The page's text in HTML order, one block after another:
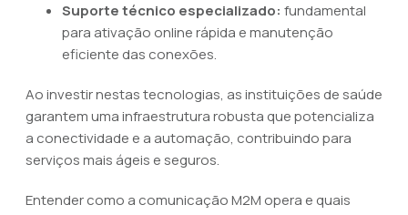
Suporte técnico especializado: fundamental
para ativação online rápida e manutenção
eficiente das conexões.
Ao investir nestas tecnologias, as instituições de saúde
garantem uma infraestrutura robusta que potencializa
a conectividade e a automação, contribuindo para
serviços mais ágeis e seguros.
Entender como a comunicação M2M opera e quais